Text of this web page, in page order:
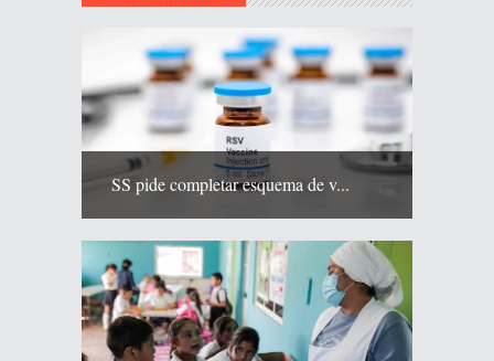
SS pide completar esquema de v...